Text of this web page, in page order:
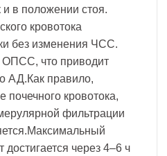
в положении стоя.
кровотока
без изменения ЧСС.
ОПСС, что приводит
АД.Как правило,
почечного кровотока,
фильтрации
через 4–6 ч